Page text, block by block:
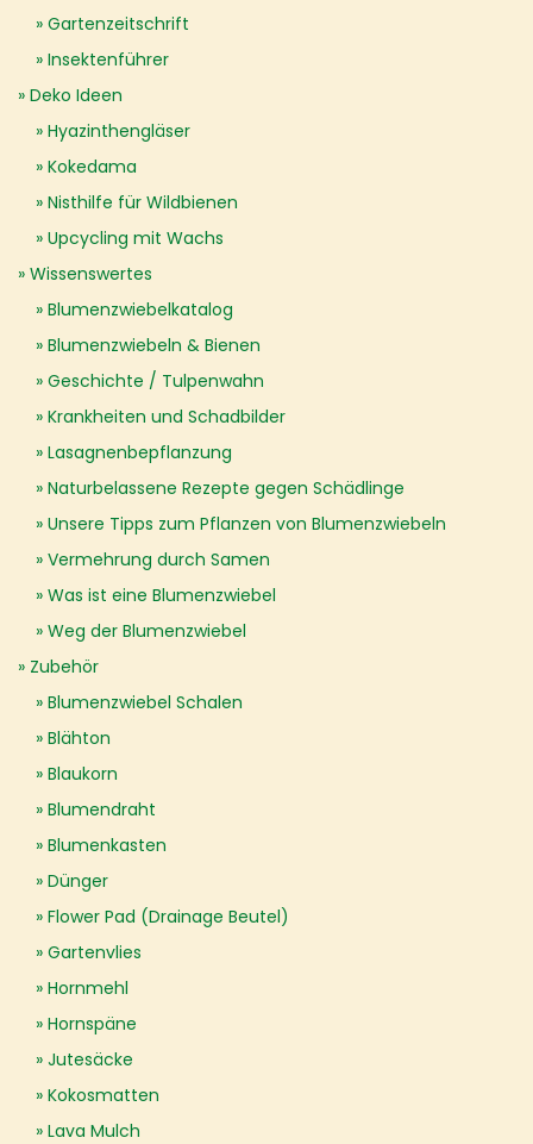
Gartenzeitschrift
Insektenführer
Deko Ideen
Hyazinthengläser
Kokedama
Nisthilfe für Wildbienen
Upcycling mit Wachs
Wissenswertes
Blumenzwiebelkatalog
Blumenzwiebeln & Bienen
Geschichte / Tulpenwahn
Krankheiten und Schadbilder
Lasagnenbepflanzung
Naturbelassene Rezepte gegen Schädlinge
Unsere Tipps zum Pflanzen von Blumenzwiebeln
Vermehrung durch Samen
Was ist eine Blumenzwiebel
Weg der Blumenzwiebel
Zubehör
Blumenzwiebel Schalen
Blähton
Blaukorn
Blumendraht
Blumenkasten
Dünger
Flower Pad (Drainage Beutel)
Gartenvlies
Hornmehl
Hornspäne
Jutesäcke
Kokosmatten
Lava Mulch